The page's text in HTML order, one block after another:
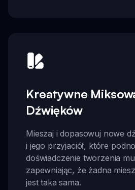
Kreatywne
Dźwięków
Mieszaj i dopasowuj nowe
i jego przyjaciół, które
doświadczenie tworzenia
zapewniając, że żadna
jest taka sama.